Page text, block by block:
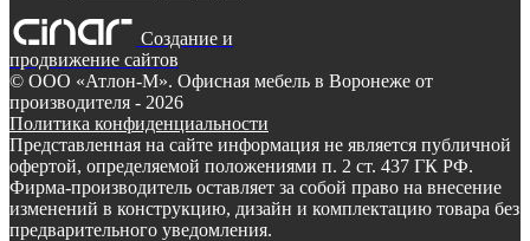
Создание и
продвижение сайтов
© ООО «Атлон-М». Офисная мебель в Воронеже от
производителя - 2026
Политика конфиденциальности
Представленная на сайте информация не является публичной
офертой, определяемой положениями п. 2 ст. 437 ГК РФ.
Фирма-производитель оставляет за собой право на внесение
изменений в конструкцию, дизайн и комплектацию товара без
предварительного уведомления.